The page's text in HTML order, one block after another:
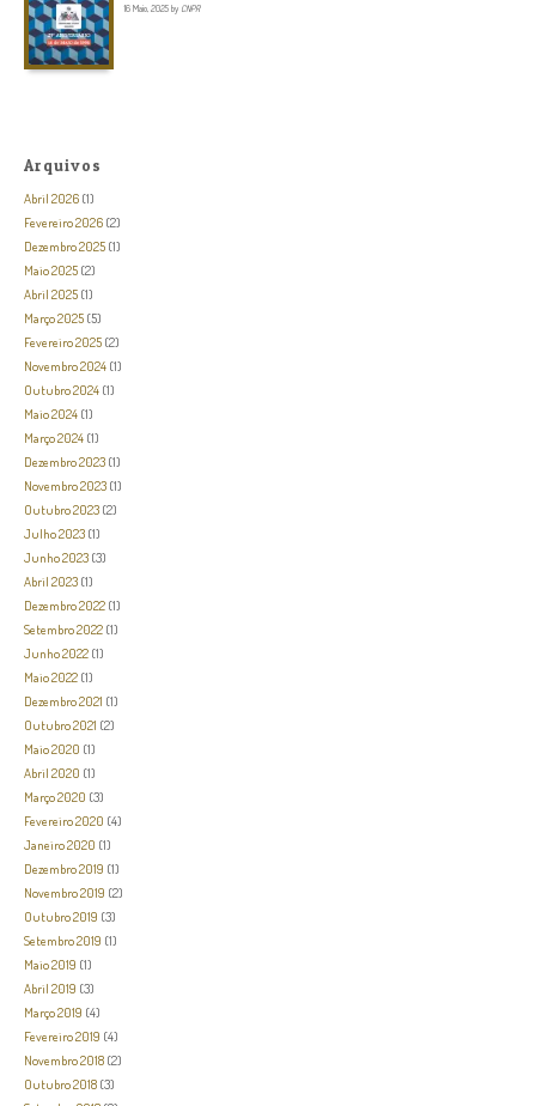
16 Maio, 2025 by CNPR
Arquivos
Abril 2026 (1)
Fevereiro 2026 (2)
Dezembro 2025 (1)
Maio 2025 (2)
Abril 2025 (1)
Março 2025 (5)
Fevereiro 2025 (2)
Novembro 2024 (1)
Outubro 2024 (1)
Maio 2024 (1)
Março 2024 (1)
Dezembro 2023 (1)
Novembro 2023 (1)
Outubro 2023 (2)
Julho 2023 (1)
Junho 2023 (3)
Abril 2023 (1)
Dezembro 2022 (1)
Setembro 2022 (1)
Junho 2022 (1)
Maio 2022 (1)
Dezembro 2021 (1)
Outubro 2021 (2)
Maio 2020 (1)
Abril 2020 (1)
Março 2020 (3)
Fevereiro 2020 (4)
Janeiro 2020 (1)
Dezembro 2019 (1)
Novembro 2019 (2)
Outubro 2019 (3)
Setembro 2019 (1)
Maio 2019 (1)
Abril 2019 (3)
Março 2019 (4)
Fevereiro 2019 (4)
Novembro 2018 (2)
Outubro 2018 (3)